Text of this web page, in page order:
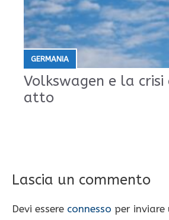
GERMANIA
Volkswagen e la crisi
atto
Lascia un commento
Devi essere connesso per inviare